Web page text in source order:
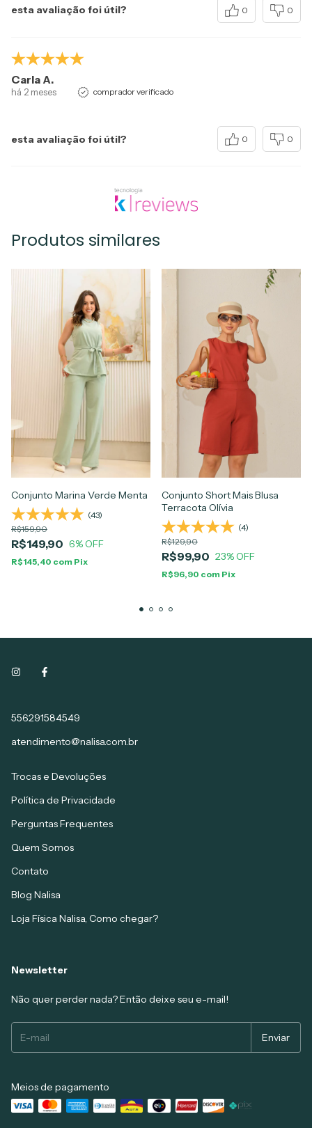
esta avaliação foi útil? 0 0
Carla A.
há 2 meses comprador verificado
esta avaliação foi útil? 0 0
Produtos similares
Conjunto Marina Verde Menta
(43)
R$149,90
R$159,90
6% OFF
R$145,40 com Pix
Conjunto Short Mais Blusa
Terracota Olívia
(4)
R$99,90
R$129,90
23% OFF
R$96,90 com Pix
556291584549
atendimento@nalisa.com.br
Trocas e Devoluções
Política de Privacidade
Perguntas Frequentes
Quem Somos
Contato
Blog Nalisa
Loja Física Nalisa, Como chegar?
Newsletter
Não quer perder nada? Então deixe seu e-mail!
Meios de pagamento